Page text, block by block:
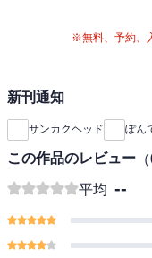
※無料、予約、
新刊通知
サンカクヘッド ぽん
この作品のレビュー （
平均 --